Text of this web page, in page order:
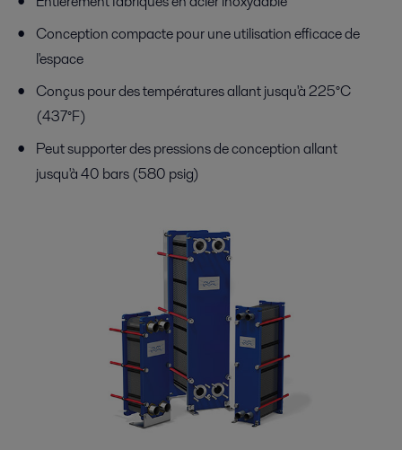
Conception compacte pour une utilisation efficace de
l'espace
Conçus pour des températures allant jusqu'à 225°C
(437°F)
Peut supporter des pressions de conception allant
jusqu'à 40 bars (580 psig)